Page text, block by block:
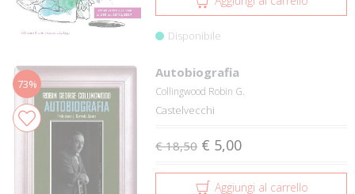
Disponibile
73%
Autobiografia
Collingwood Robin G.
Castelvecchi
€ 18,50 € 5,00
Aggiungi al carrello